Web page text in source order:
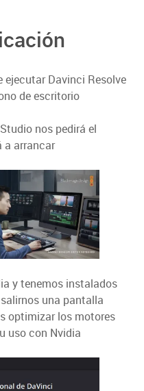
ejecutar Davinci Resolve
de escritorio
nos pedirá el
a arrancar
y tenemos instalados
una pantalla
optimizar los motores
uso con Nvidia